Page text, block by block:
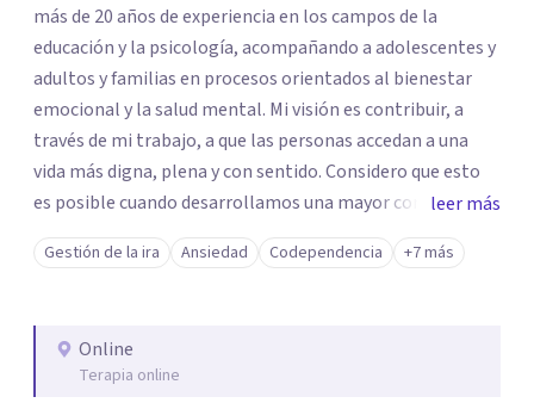
más de 20 años de experiencia en los campos de la
educación y la psicología, acompañando a adolescentes y
adultos y familias en procesos orientados al bienestar
emocional y la salud mental. Mi visión es contribuir, a
través de mi trabajo, a que las personas accedan a una
vida más digna, plena y con sentido. Considero que esto
es posible cuando desarrollamos una mayor conciencia
de nuestro mundo interior y de la manera en que nuestras
experiencias influyen en nuestra forma de sentir, pensar y
acompañamiento en salud mental basado en la
comprensión, la compasión y el respeto por el ritmo de
cada persona. Integro conocimientos y herramientas de
leer más
Gestión de la ira Ansiedad Codependencia +7 más
Online
Terapia online